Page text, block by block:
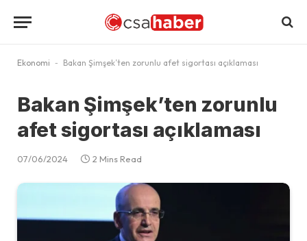
Ekonomi - Bakan Şimşek’ten zorunlu afet sigortası açıklaması
Bakan Şimşek’ten zorunlu
afet sigortası açıklaması
07/06/2024 2 Mins Read